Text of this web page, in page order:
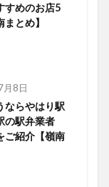
すめのお店5
とめ】
月8日
ならやはり駅
の駅弁業者
ご紹介【嶺南